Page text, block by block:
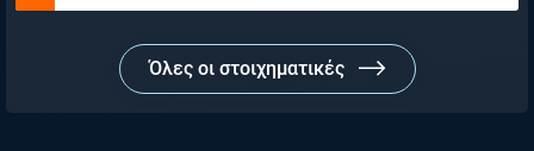
Όλες οι στοιχηματικές